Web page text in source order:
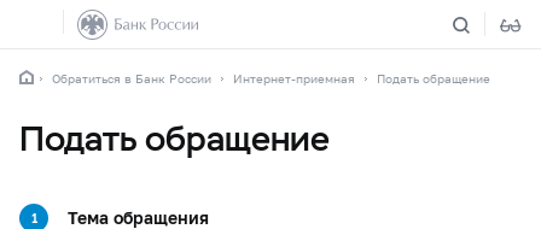
Обратиться в Банк России Интернет-приемная Подать обращение
Подать обращение
1 Тема обращения